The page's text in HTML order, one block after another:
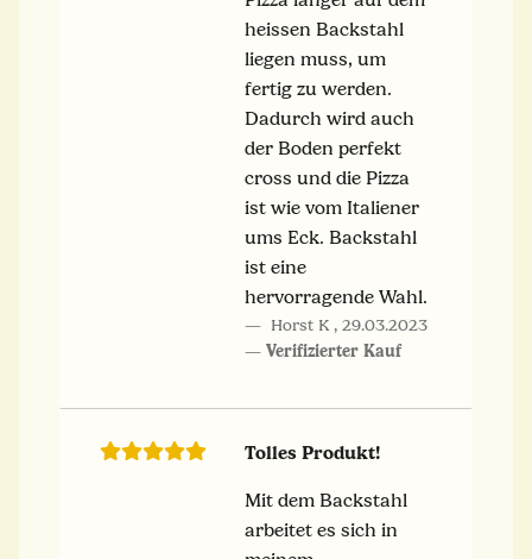
heissen Backstahl
liegen muss, um
fertig zu werden.
Dadurch wird auch
der Boden perfekt
cross und die Pizza
ist wie vom Italiener
ums Eck. Backstahl
ist eine
hervorragende Wahl.
Horst K , 29.03.2023
Verifizierter Kauf
Tolles Produkt!
Mit dem Backstahl
arbeitet es sich in